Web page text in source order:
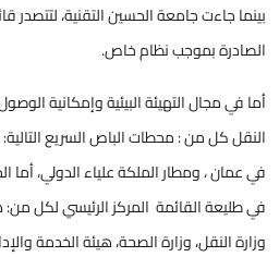
بينما جاءت جامعة الحسين التقنية، لتتصدر
الصادرة بموجب نظام خاص.
أما في مجال التهيئة البيئية وإمكانية
النقل كل من : محطات الباص السريع
في عمان ، ومطار الملكة علياء الدولي،
في طليعة القائمة المركز الرئيسي لكل من:
وزارة النقل، وزارة الصحة، هيئة الخدمة